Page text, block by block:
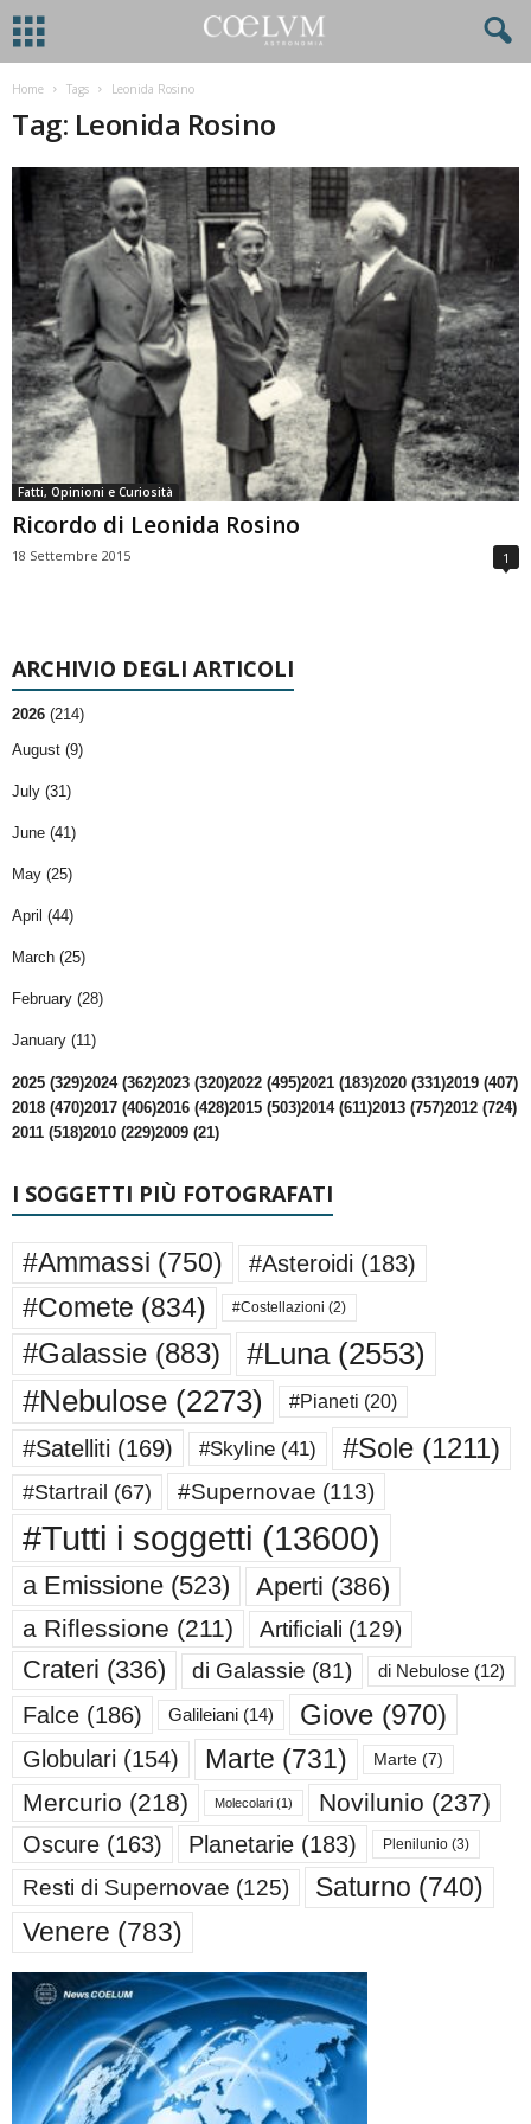
Home Tags Leonida Rosino
Tag: Leonida Rosino
Fatti, Opinioni e Curiosità
Ricordo di Leonida Rosino
18 Settembre 2015 1
ARCHIVIO DEGLI ARTICOLI
2026 (214)
August (9)
July (31)
June (41)
May (25)
April (44)
March (25)
February (28)
January (11)
2025 (329)2024 (362)2023 (320)2022 (495)2021 (183)2020 (331)2019 (407)
2018 (470)2017 (406)2016 (428)2015 (503)2014 (611)2013 (757)2012 (724)
2011 (518)2010 (229)2009 (21)
I SOGGETTI PIÙ FOTOGRAFATI
#Ammassi (750) #Asteroidi (183)
#Comete (834) #Costellazioni (2)
#Galassie (883) #Luna(2553)
#Nebulose (2273) #Pianeti (20)
#Satelliti (169) #Skyline (41) #Sole (1211)
#Startrail (67) #Supernovae (113)
#Tutti i soggetti (13600)
a Emissione (523) Aperti (386)
a Riflessione (211) Artificiali (129)
Crateri (336) di Galassie (81) di Nebulose (12)
Falce (186) Galileiani (14) Giove (970)
Globulari (154) Marte (731) Marte (7)
Mercurio (218) Molecolari (1) Novilunio (237)
Oscure (163) Planetarie (183) Plenilunio (3)
Resti di Supernovae (125) Saturno (740)
Venere (783)